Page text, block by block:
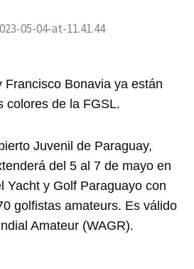
Francisco Bonavia ya están
colores de la FGSL.
Juvenil de Paraguay,
del 5 al 7 de mayo en
Yacht y Golf Paraguayo con
golfistas amateurs. Es válido
Amateur (WAGR).